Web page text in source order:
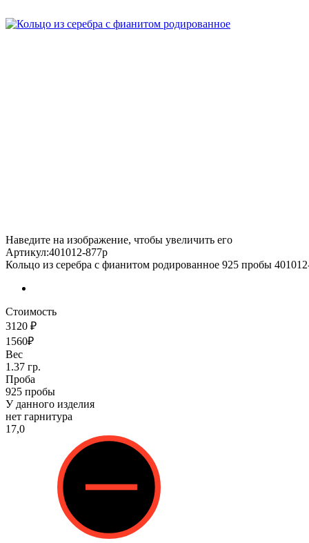
Наведите на изображение, чтобы увеличить его
Артикул:401012-877р
Кольцо из серебра с фианитом родированное 925 пробы
Стоимость
3120 ₽
1560₽
Вес
1.37 гр.
Проба
925 пробы
У данного изделия
нет гарнитура
17,0